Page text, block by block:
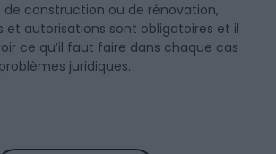
de construction ou de rénovation,
et autorisations sont obligatoires et il
ce qu’il faut faire dans chaque cas
juridiques.